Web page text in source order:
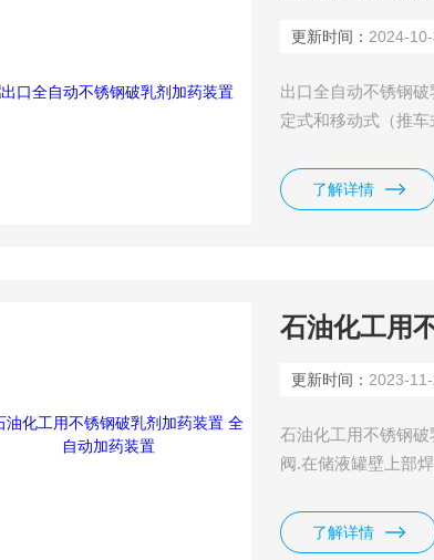
更新时间： 2024-
出口全自动不锈钢
定式和移动式（推
自动控制、手动和
装简单、操作使用方
了解详情
石油化工用
更新时间： 2023-
石油化工用不锈钢
阀.在储液罐壁上部
排污阀.效果是:利用
破乳剂溶液劳动强
了解详情